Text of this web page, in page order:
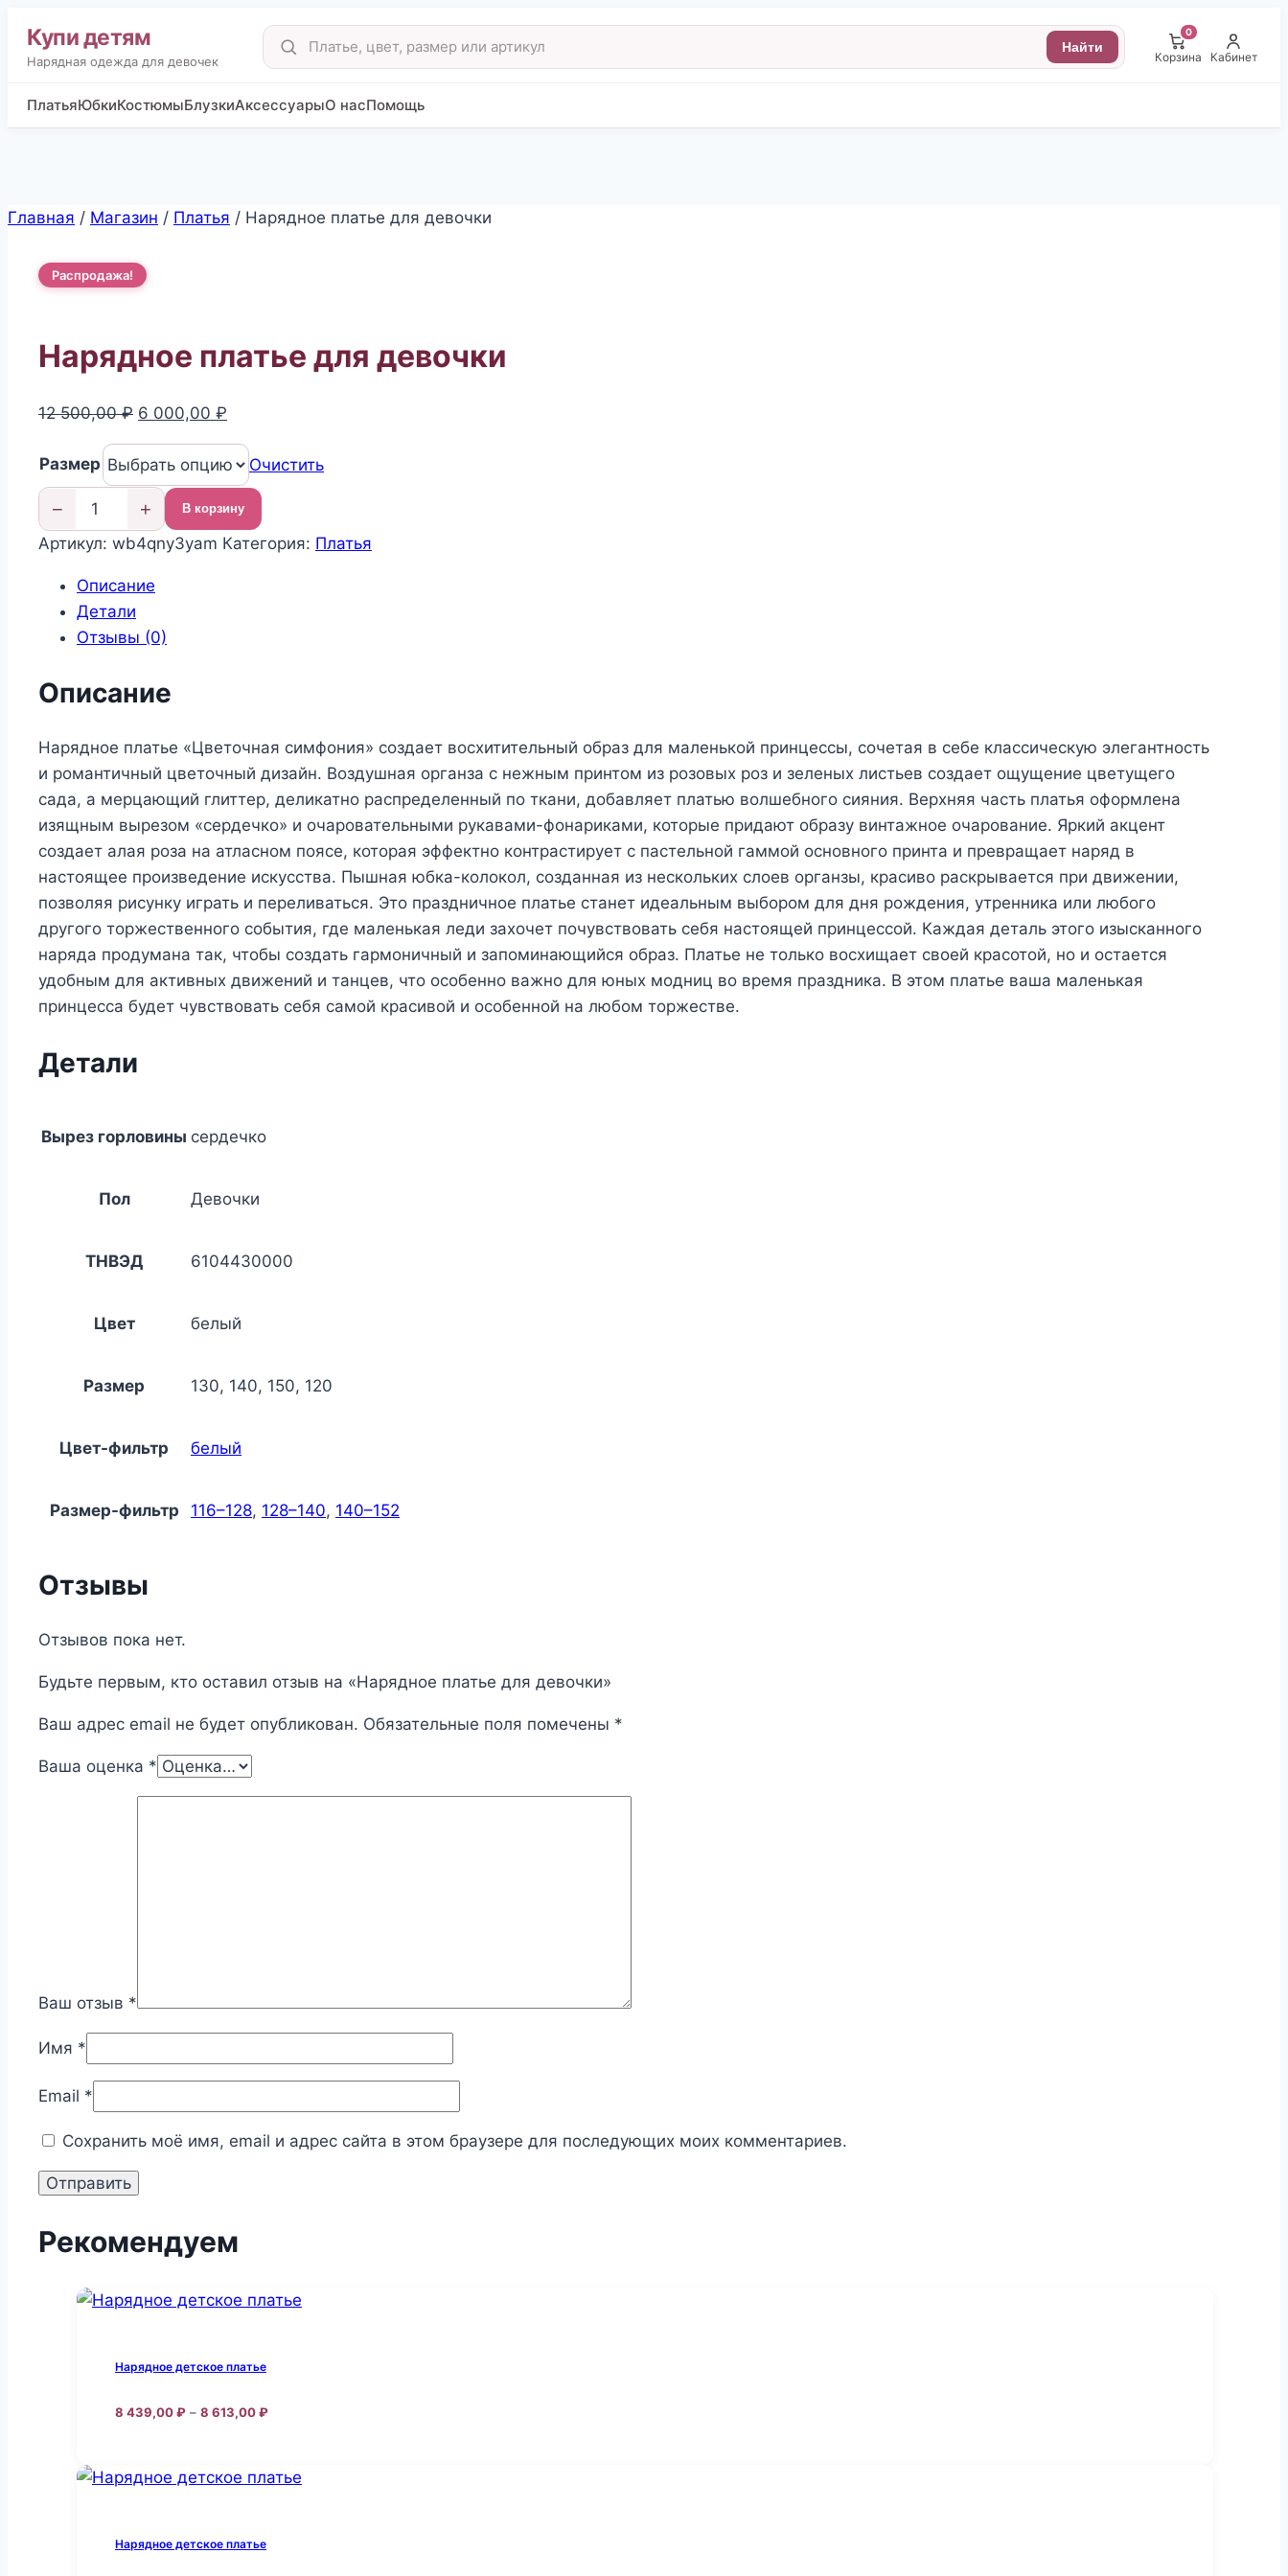
Купи детям
Нарядная одежда для девочек
Поиск
Найти
0
Корзина Кабинет
ПлатьяЮбкиКостюмыБлузкиАксессуарыО насПомощь
Перейти
содержимому
Главная / Магазин / Платья / Нарядное платье для девочки
Распродажа!
Нарядное платье для девочки
12 500,00₽ Первоначальная
составляла
12
500,00 ₽.
6 000,00 ₽
6
000,00 ₽.
Размер Очистить
Количество
товара
платье
девочки
− + В корзину
Артикул: wb4qny3yam Категория: Платья
Описание
Детали
Отзывы (0)
Описание
Нарядное платье «Цветочная симфония» создает восхитительный образ для маленькой принцессы, сочетая в себе классическую элегантность
и романтичный цветочный дизайн. Воздушная органза с нежным принтом из розовых роз и зеленых листьев создает ощущение цветущего
сада, а мерцающий глиттер, деликатно распределенный по ткани, добавляет платью волшебного сияния. Верхняя часть платья оформлена
изящным вырезом «сердечко» и очаровательными рукавами-фонариками, которые придают образу винтажное очарование. Яркий акцент
создает алая роза на атласном поясе, которая эффектно контрастирует с пастельной гаммой основного принта и превращает наряд в
настоящее произведение искусства. Пышная юбка-колокол, созданная из нескольких слоев органзы, красиво раскрывается при движении,
позволяя рисунку играть и переливаться. Это праздничное платье станет идеальным выбором для дня рождения, утренника или любого
другого торжественного события, где маленькая леди захочет почувствовать себя настоящей принцессой. Каждая деталь этого изысканного
наряда продумана так, чтобы создать гармоничный и запоминающийся образ. Платье не только восхищает своей красотой, но и остается
удобным для активных движений и танцев, что особенно важно для юных модниц во время праздника. В этом платье ваша маленькая
принцесса будет чувствовать себя самой красивой и особенной на любом торжестве.
Детали
Вырез горловины сердечко
Пол Девочки
ТНВЭД 6104430000
Цвет белый
Размер 130, 140, 150, 120
Цвет-фильтр белый
Размер-фильтр 116–128, 128–140, 140–152
Отзывы
Отзывов пока нет.
Будьте первым, кто оставил отзыв на «Нарядное платье для девочки»
Ваш адрес email не будет опубликован. Обязательные поля помечены *
Ваша оценка *
Ваш отзыв *
Имя *
Email *
Сохранить моё имя, email и адрес сайта в этом браузере для последующих моих комментариев.
Рекомендуем
Нарядное детское платье
8 439,00₽ – 8 613,00₽Диапазон
–
имеет
вариаций.
Нарядное детское платье